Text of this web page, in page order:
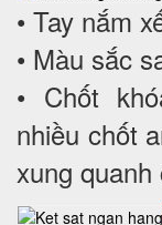
• Tay nắm
• Màu sắc
• Chốt
nhiều chốt
xung